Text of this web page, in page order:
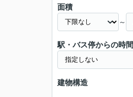
面積
～
駅・バス停からの時間
建物構造